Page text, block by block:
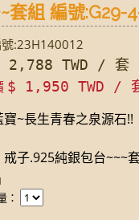
套組 編號:G29-
:23H140012
2,788 TWD / 套
$ 1,950 TWD /
寶~長生青春之泉源石!!
子.925純銀包台~~~
：